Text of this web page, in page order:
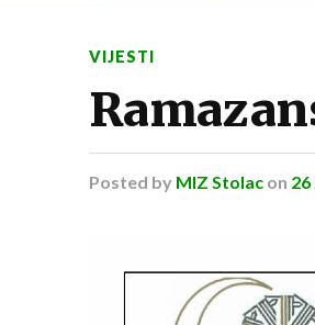
VIJESTI
Posted by MIZ Stolac on 26